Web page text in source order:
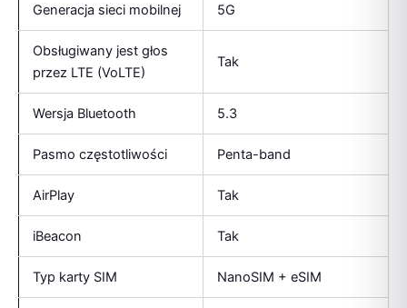
Generacja sieci mobilnej 5G
Obsługiwany jest głos
przez LTE (VoLTE)
Tak
Wersja Bluetooth 5.3
Pasmo częstotliwości Penta-band
AirPlay Tak
iBeacon Tak
Typ karty SIM NanoSIM + eSIM